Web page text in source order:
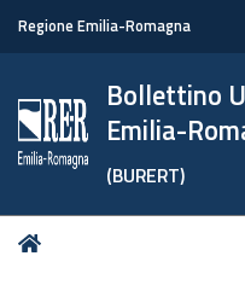
Regione Emilia-Romagna
Bollettino
Emilia-
(BURERT)
Tu